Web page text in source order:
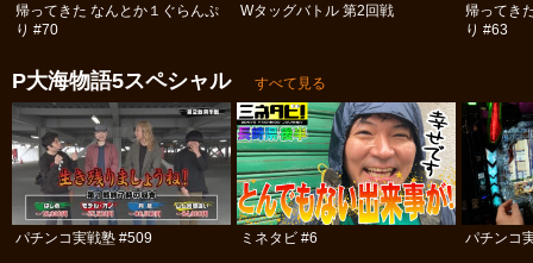
帰ってきた なんとか１ぐらんぷ
り #70
Wタッグバトル 第2回戦
帰ってき
り #63
P大海物語5スペシャル すべて見る
パチンコ実戦塾 #509 ミネタビ #6 パチンコ